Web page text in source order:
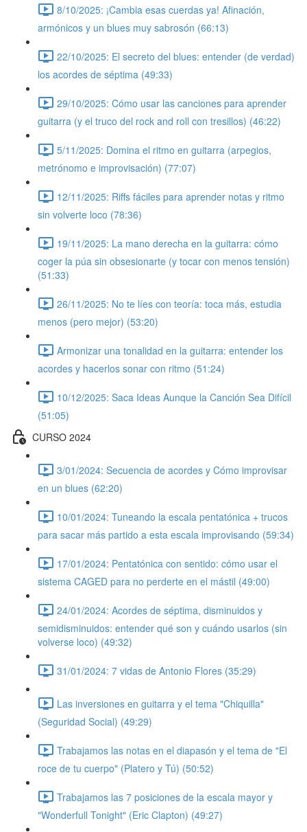
8/10/2025: ¡Cambia esas cuerdas ya! Afinación,
armónicos y un blues muy sabrosón (66:13)
22/10/2025: El secreto del blues: entender (de verdad)
los acordes de séptima (49:33)
29/10/2025: Cómo usar las canciones para aprender
guitarra (y el truco del rock and roll con tresillos) (46:22)
5/11/2025: Domina el ritmo en guitarra (arpegios,
metrónomo e improvisación) (77:07)
12/11/2025: Riffs fáciles para aprender notas y ritmo
sin volverte loco (78:36)
19/11/2025: La mano derecha en la guitarra: cómo
coger la púa sin obsesionarte (y tocar con menos tensión)
(51:33)
26/11/2025: No te líes con teoría: toca más, estudia
menos (pero mejor) (53:20)
Armonizar una tonalidad en la guitarra: entender los
acordes y hacerlos sonar con ritmo (51:24)
10/12/2025: Saca Ideas Aunque la Canción Sea Difícil
(51:05)
CURSO 2024
3/01/2024: Secuencia de acordes y Cómo improvisar
en un blues (62:20)
10/01/2024: Tuneando la escala pentatónica + trucos
para sacar más partido a esta escala improvisando (59:34)
17/01/2024: Pentatónica con sentido: cómo usar el
sistema CAGED para no perderte en el mástil (49:00)
24/01/2024: Acordes de séptima, disminuidos y
semidisminuidos: entender qué son y cuándo usarlos (sin
volverse loco) (49:32)
31/01/2024: 7 vidas de Antonio Flores (35:29)
Las inversiones en guitarra y el tema "Chiquilla"
(Seguridad Social) (49:29)
Trabajamos las notas en el diapasón y el tema de "El
roce de tu cuerpo" (Platero y Tú) (50:52)
Trabajamos las 7 posiciones de la escala mayor y
"Wonderfull Tonight" (Eric Clapton) (49:27)